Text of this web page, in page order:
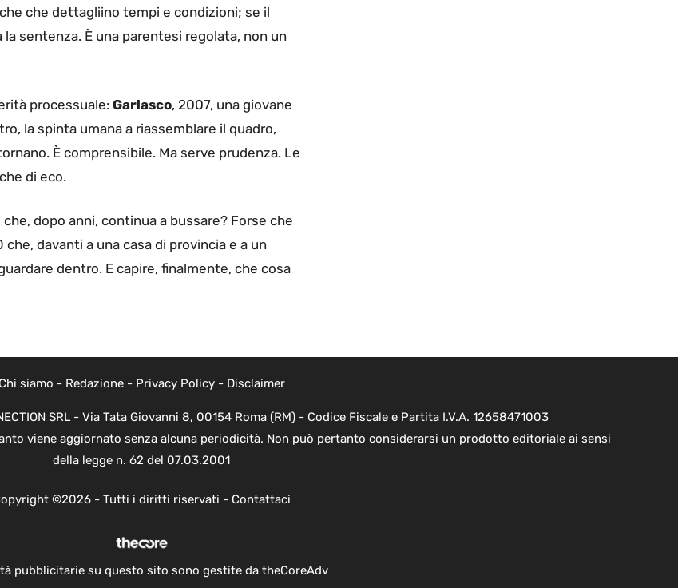
che dettagliino tempi e condizioni; se il
sentenza. È una parentesi regolata, non un
processuale: Garlasco, 2007, una giovane
la spinta umana a riassemblare il quadro,
È comprensibile. Ma serve prudenza. Le
di eco.
dopo anni, continua a bussare? Forse che
davanti a una casa di provincia e a un
dentro. E capire, finalmente, che cosa
Chi siamo - Redazione- Privacy Policy- Disclaimer
SRL - Via Tata Giovanni 8, 00154 Roma (RM) - Codice Fiscale e Partita I.V.A. 12658471003
viene aggiornato senza alcuna periodicità. Non può pertanto considerarsi un prodotto editoriale ai sensi
della legge n. 62 del 07.03.2001
©2026 - Tutti i diritti riservati - Contattaci
pubblicitarie su questo sito sono gestite da theCoreAdv